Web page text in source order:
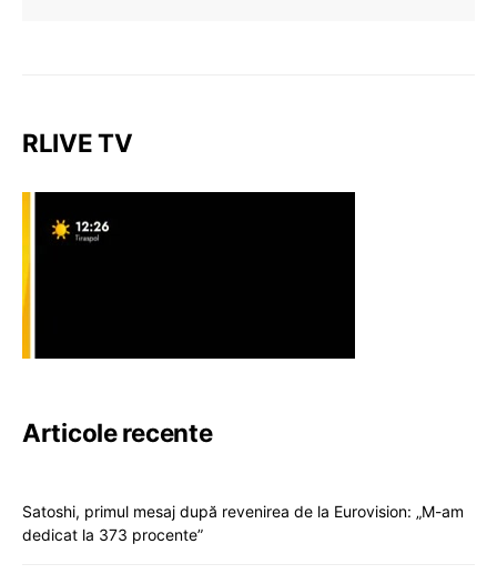
RLIVE TV
Articole recente
Satoshi, primul mesaj după revenirea de la Eurovision: „M-am
dedicat la 373 procente”